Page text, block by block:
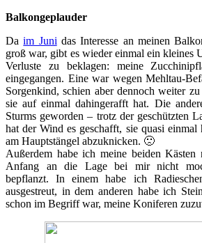
Balkongeplauder
Daim Juni das Interesse an meinen
groß war, gibt es wieder einmal ein kleines
Verluste zu beklagen: meine
eingegangen. Eine war wegen Mehltau-
Sorgenkind, schien aber dennoch weiter
sie auf einmal dahingerafft hat. Die
Sturms geworden – trotz der geschützten
hat der Wind es geschafft, sie quasi einmal
am Hauptstängel abzuknicken. 🙁
Außerdem habe ich meine beiden
Anfang an die Lage bei mir nicht
bepflanzt. In einem habe ich
ausgestreut, in dem anderen habe ich
schon im Begriff war, meine Koniferen